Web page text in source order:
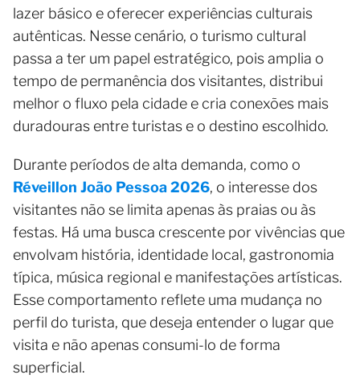
lazer básico e oferecer experiências culturais
autênticas. Nesse cenário, o turismo cultural
passa a ter um papel estratégico, pois amplia o
tempo de permanência dos visitantes, distribui
melhor o fluxo pela cidade e cria conexões mais
duradouras entre turistas e o destino escolhido.
Durante períodos de alta demanda, como o
Réveillon João Pessoa 2026, o interesse dos
visitantes não se limita apenas às praias ou às
festas. Há uma busca crescente por vivências que
envolvam história, identidade local, gastronomia
típica, música regional e manifestações artísticas.
Esse comportamento reflete uma mudança no
perfil do turista, que deseja entender o lugar que
visita e não apenas consumi-lo de forma
superficial.